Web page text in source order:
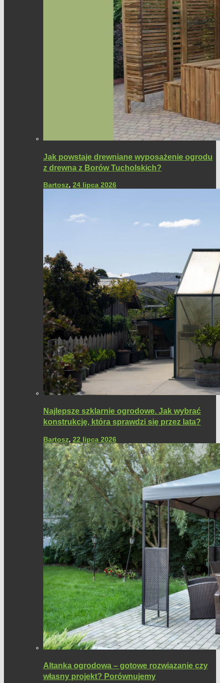
Jak powstaje drewniane wyposażenie ogrodu
z drewna z Borów Tucholskich?
Bartosz, 24 lipca 2026
Najlepsze szklarnie ogrodowe. Jak wybrać
konstrukcję, która sprawdzi się przez lata?
Bartosz, 22 lipca 2026
Altanka ogrodowa – gotowe rozwiązanie czy
własny projekt? Porównujemy